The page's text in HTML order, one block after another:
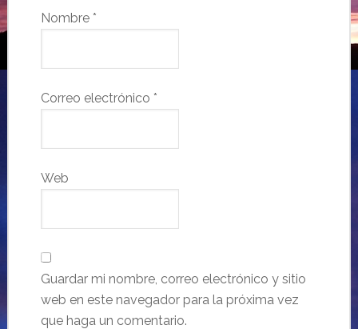
Nombre *
Correo electrónico *
Web
Guardar mi nombre, correo electrónico y sitio
web en este navegador para la próxima vez
que haga un comentario.